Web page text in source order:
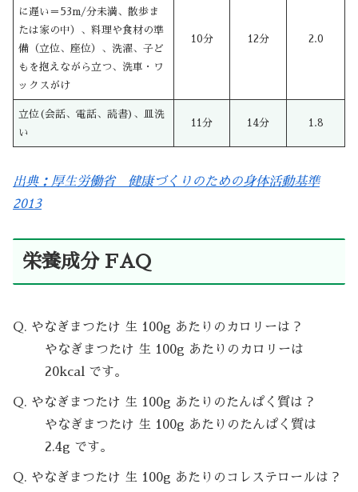
に遅い＝53m/分未満、散歩ま
たは家の中）、料理や食材の準
備（立位、座位）、洗濯、子ど
もを抱えながら立つ、洗車・ワ
ックスがけ
10分 12分 2.0
立位(会話、電話、読書)、皿洗
い
11分 14分 1.8
出典：厚生労働省 健康づくりのための身体活動基準
2013
栄養成分 FAQ
Q. やなぎまつたけ 生 100g あたりのカロリーは？
やなぎまつたけ 生 100g あたりのカロリーは
20kcal です。
Q. やなぎまつたけ 生 100g あたりのたんぱく質は？
やなぎまつたけ 生 100g あたりのたんぱく質は
2.4g です。
Q. やなぎまつたけ 生 100g あたりのコレステロールは？